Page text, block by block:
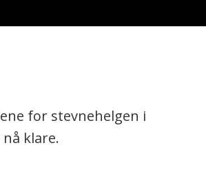
for stevnehelgen i
klare.